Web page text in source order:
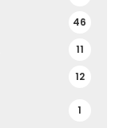
46
11
12
1